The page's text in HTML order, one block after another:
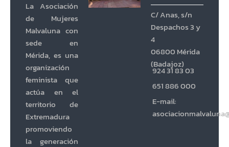
La Asociación
de Mujeres
Malvaluna con
sede en
Mérida, es una
organización
feminista que
actúa en el
territorio de
Extremadura
promoviendo
la generación
C/ Anas, s/n
Despachos 3 y
4
06800 Mérida
(Badajoz)
924 31 83 03
651 886 000
E-mail: